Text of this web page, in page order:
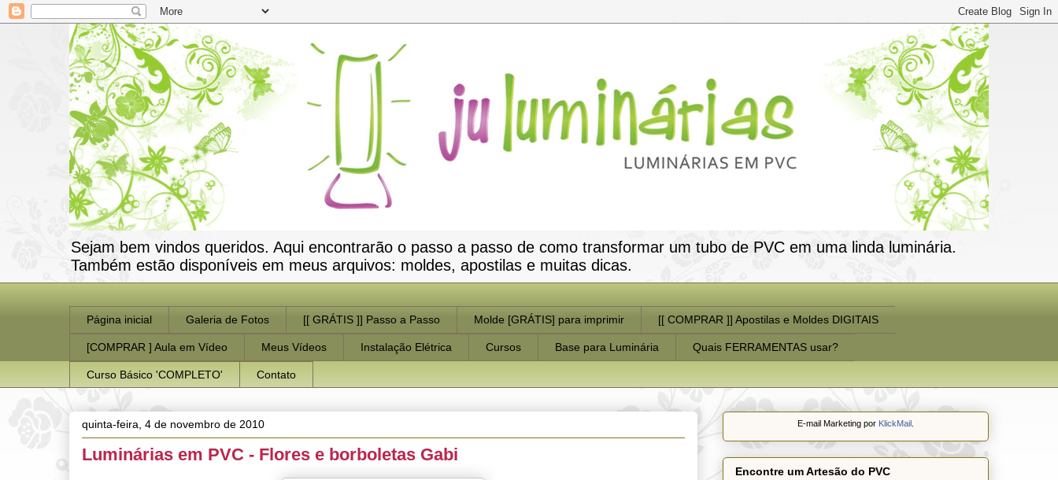
Sejam bem vindos queridos. Aqui encontrarão o passo a passo de como transformar um tubo de PVC em uma linda luminária.
Também estão disponíveis em meus arquivos: moldes, apostilas e muitas dicas.
Página inicial Galeria de Fotos [[ GRÁTIS ]] Passo a Passo Molde [GRÁTIS] para imprimir [[ COMPRAR ]] Apostilas e Moldes DIGITAIS
[COMPRAR ] Aula em Vídeo Meus Vídeos Instalação Elétrica Cursos Base para Luminária Quais FERRAMENTAS usar?
Curso Básico 'COMPLETO' Contato
quinta-feira, 4 de novembro de 2010
Luminárias em PVC - Flores e borboletas Gabi
E-mail Marketing por KlickMail
Encontre um Artesão do PVC